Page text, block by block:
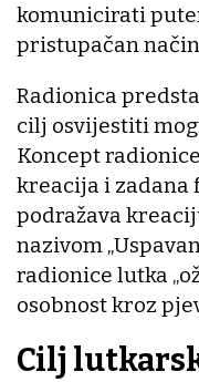
komunicirati
pristupačan
Radionica
cilj osvijestiti
Koncept
kreacija i zadana
podražava
nazivom
radionice lutka
osobnost kroz
Cilj